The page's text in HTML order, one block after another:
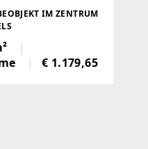
IM ZENTRUM
€ 1.179,65